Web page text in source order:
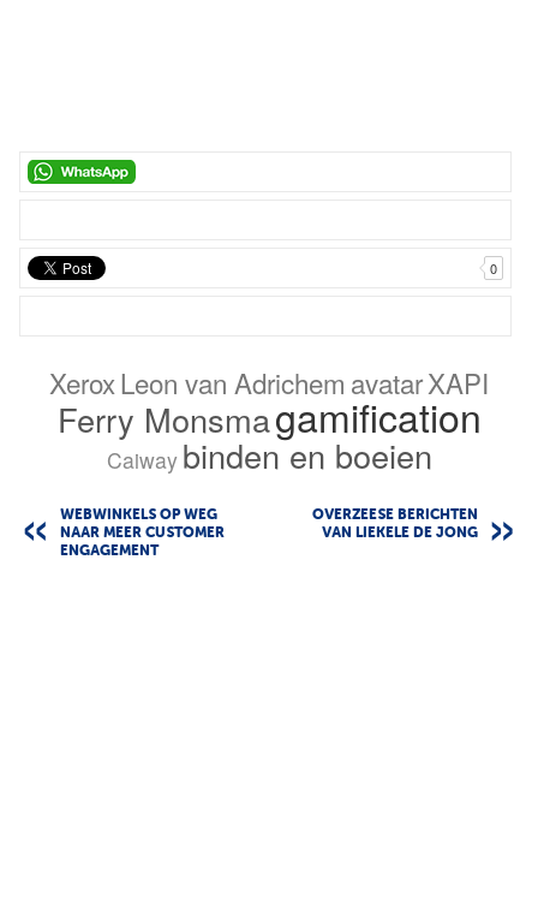
0
XeroxLeon van Adrichem avatarXAPI
Ferry Monsmagamification
Caiway binden en boeien
WEBWINKELS OP WEG
NAAR MEER CUSTOMER
ENGAGEMENT
OVERZEESE BERICHTEN
VAN LIEKELE DE JONG